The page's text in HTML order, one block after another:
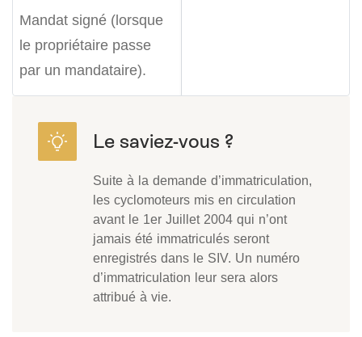
Mandat signé (lorsque
le propriétaire passe
par un mandataire).
Suite à la demande d’immatriculation,
les cyclomoteurs mis en circulation
avant le 1er Juillet 2004 qui n’ont
jamais été immatriculés seront
enregistrés dans le SIV. Un numéro
d’immatriculation leur sera alors
attribué à vie.